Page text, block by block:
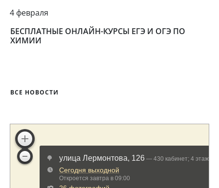
4 февраля
БЕСПЛАТНЫЕ ОНЛАЙН-КУРСЫ ЕГЭ И ОГЭ ПО
ХИМИИ
ВСЕ НОВОСТИ